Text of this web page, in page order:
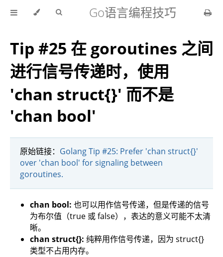
Go语言编程技巧
Tip #25 在 goroutines 之间
进行信号传递时，使用
'chan struct{}' 而不是
'chan bool'
原始链接： Golang Tip #25: Prefer 'chan struct{}'
over 'chan bool' for signaling between
goroutines.
chan bool: 也可以用作信号传递，但是传递的信号
为布尔值（true 或 false），表达的意义可能不太清
晰。
chan struct{}: 纯粹用作信号传递，因为 struct{}
类型不占用内存。